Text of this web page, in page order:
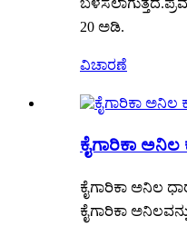
20 ಅಡಿ.
ವಿಚಾರಣೆ
ಕೈಗಾರಿಕಾ
ಕೈಗಾರಿಕಾ ಅನಿಲ
ಕೈಗಾರಿಕಾ